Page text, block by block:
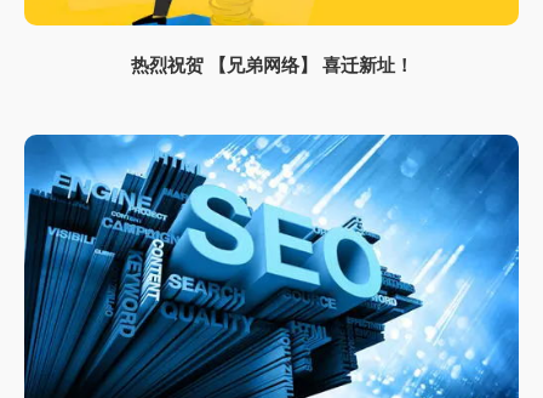
热烈祝贺 【兄弟网络】 喜迁新址！